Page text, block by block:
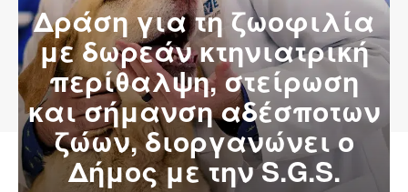
Δράση για τη ζωοφιλία
με δωρεάν κτηνιατρική
περίθαλψη, στείρωση
και σήμανση αδέσποτων
ζώων, διοργανώνει ο
Δήμος με την S.G.S.